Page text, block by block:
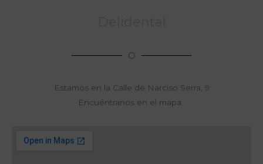
O
Estamos en la Calle de Narciso Serra, 9
Encuéntranos en el mapa.